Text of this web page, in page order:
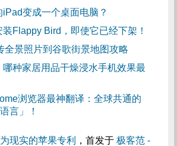
变成一个桌面电脑？
Flappy Bird，即使它已经下架！
全景照片到谷歌街景地图攻略
哪种家居用品干燥浸水手机效果最
浏览器最神翻译：全球共通的
言」！
现实的苹果专利 ，首发于 极客范 -